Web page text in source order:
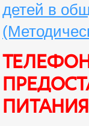
детей в